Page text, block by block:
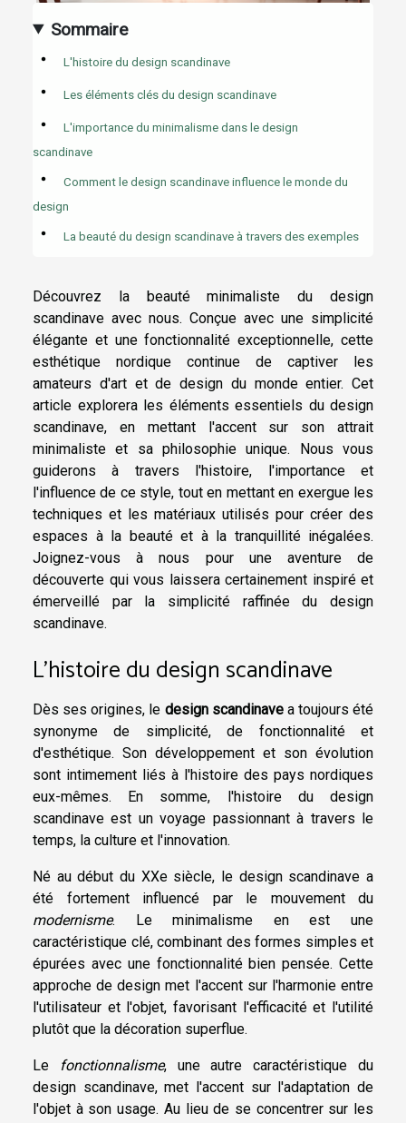
Sommaire
L'histoire du design scandinave
Les éléments clés du design scandinave
L'importance du minimalisme dans le design
scandinave
Comment le design scandinave influence le monde du
design
La beauté du design scandinave à travers des exemples
Découvrez la beauté minimaliste du design
scandinave avec nous. Conçue avec une simplicité
élégante et une fonctionnalité exceptionnelle, cette
esthétique nordique continue de captiver les
amateurs d'art et de design du monde entier. Cet
article explorera les éléments essentiels du design
scandinave, en mettant l'accent sur son attrait
minimaliste et sa philosophie unique. Nous vous
guiderons à travers l'histoire, l'importance et
l'influence de ce style, tout en mettant en exergue les
techniques et les matériaux utilisés pour créer des
espaces à la beauté et à la tranquillité inégalées.
Joignez-vous à nous pour une aventure de
découverte qui vous laissera certainement inspiré et
émerveillé par la simplicité raffinée du design
scandinave.
L'histoire du design scandinave
Dès ses origines, le design scandinavea toujours été
synonyme de simplicité, de fonctionnalité et
d'esthétique. Son développement et son évolution
sont intimement liés à l'histoire des pays nordiques
eux-mêmes. En somme, l'histoire du design
scandinave est un voyage passionnant à travers le
temps, la culture et l'innovation.
Né au début du XXe siècle, le design scandinave a
été fortement influencé par le mouvement du
modernisme. Le minimalisme en est une
caractéristique clé, combinant des formes simples et
épurées avec une fonctionnalité bien pensée. Cette
approche de design met l'accent sur l'harmonie entre
l'utilisateur et l'objet, favorisant l'efficacité et l'utilité
plutôt que la décoration superflue.
Le fonctionnalisme, une autre caractéristique du
design scandinave, met l'accent sur l'adaptation de
l'objet à son usage. Au lieu de se concentrer sur les